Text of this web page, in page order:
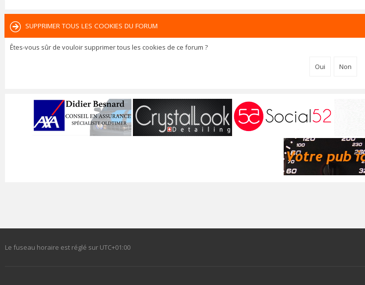
SUPPRIMER TOUS LES COOKIES DU FORUM
Êtes-vous sûr de vouloir supprimer tous les cookies de ce forum ?
Le fuseau horaire est réglé sur UTC+01:00